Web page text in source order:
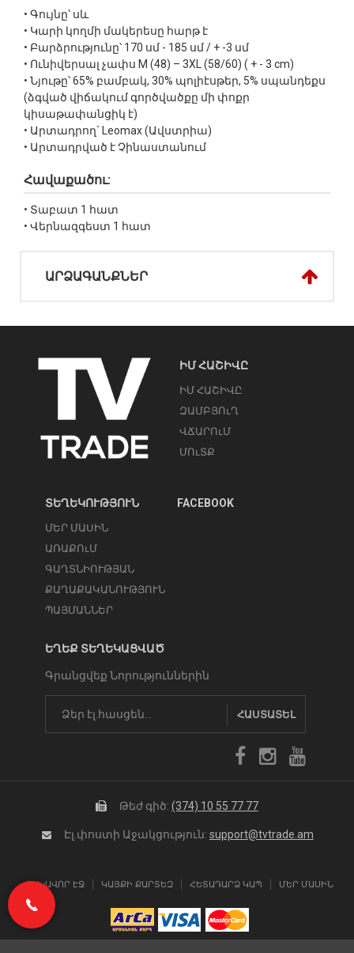
• Գույնը՝ սև
• Կարի կողմի մակերեսը հարթ է
• Բարձրությունը՝ 170 սմ - 185 սմ / + -3 սմ
• Ունիվերսալ չափս М (48) – 3XL (58/60) ( + - 3 cm)
• Նյութը՝ 65% բամբակ, 30% պոլիէսթեր, 5% սպանդեքս
(ձգված վիճակում գործվածքը մի փոքր
կիսաթափանցիկ է)
• Արտադրող` Leomax (Ավստրիա)
• Արտադրված է Չինաստանում
Հավաքածու:
• Տաբատ 1 հատ
• Վերնազգեստ 1 հատ
ԱՐՁԱԳԱՆՔՆԵՐ
ԻՄ ՀԱՇԻՎԸ
ԻՄ ՀԱՇԻՎԸ
ԶԱՄԲՅՈւՂ
ՎՃԱՐՈւՄ
ՄՈւՏՔ
ՏԵՂԵԿՈՒԹՅՈՒՆ
ՄԵՐ ՄԱՍԻՆ
ԱՌԱՔՈւՄ
ԳԱՂՏՆԻՈՒԹՅԱՆ
ՔԱՂԱՔԱԿԱՆՈՒԹՅՈՒՆ
ՊԱՅՄԱՆՆԵՐ
FACEBOOK
ԵՂԵՔ ՏԵՂԵԿԱՑՎԱԾ
Գրանցվեք Նորություններին
ՀԱՍՏԱՏԵԼ
Թեժ գիծ: (374) 10 55 77 77
Էլ.փոստի Աջակցություն: support@tvtrade.am
ԳԼԽԱՎՈՐ ԷՋ ԿԱՅՔԻ ՔԱՐՏԵԶ ՀԵՏԱԴԱՐՁ ԿԱՊ ՄԵՐ ՄԱՍԻՆ